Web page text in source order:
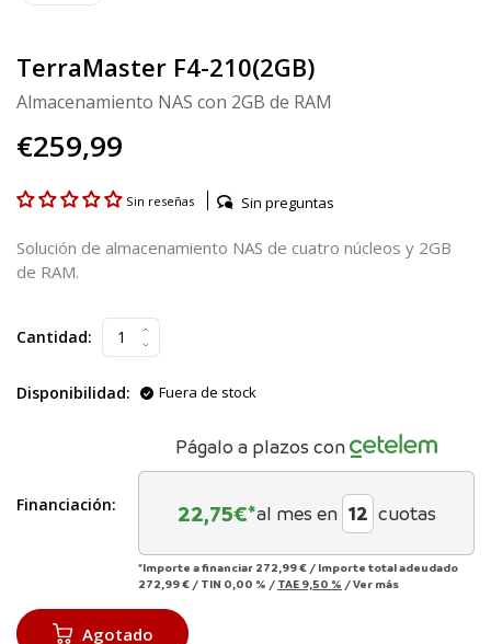
TerraMaster F4-210(2GB)
Almacenamiento NAS con 2GB de RAM
€259,99
Sin reseñas Sin preguntas
Solución de almacenamiento NAS de cuatro núcleos y 2GB
de RAM.
Cantidad:
Disponibilidad: Fuera de stock
Financiación:
Págalo a plazos con
22,75€*al mes en cuotas
*Importe a financiar 272,99 € / Importe total adeudado
272,99 € / TIN 0,00 % / TAE 9,50 % /Ver más
Agotado